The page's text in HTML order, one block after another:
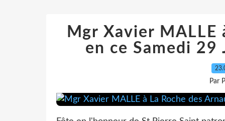
Mgr Xavier MALLE
en ce Samedi 29
Par